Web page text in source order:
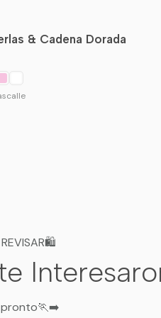
& Cadena Dorada
pronto🏃‍➡️